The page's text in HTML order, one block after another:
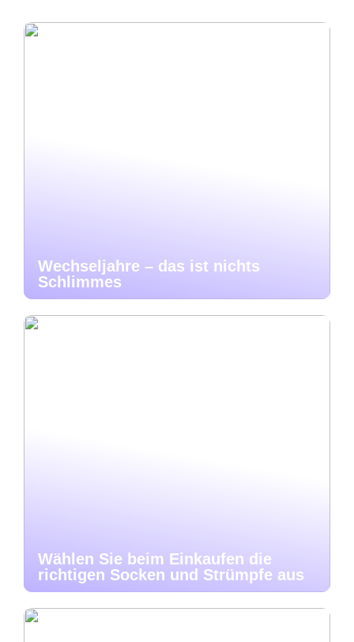
Wechseljahre – das ist nichts
Schlimmes
Wählen Sie beim Einkaufen die
richtigen Socken und Strümpfe aus